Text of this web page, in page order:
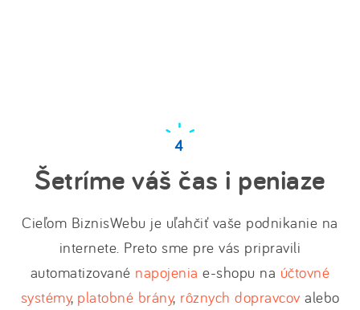
Šetríme váš čas i peniaze
Cieľom BiznisWebu je uľahčiť vaše podnikanie na
internete. Preto sme pre vás pripravili
automatizované napojenia e-shopu na účtovné
systémy, platobné brány, rôznych dopravcov alebo